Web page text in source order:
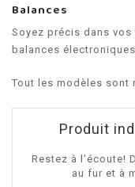
Balances
Soyez précis dans
balances
Tout les modèles sont
Produit
Restez à l'écoute!
au fur et à